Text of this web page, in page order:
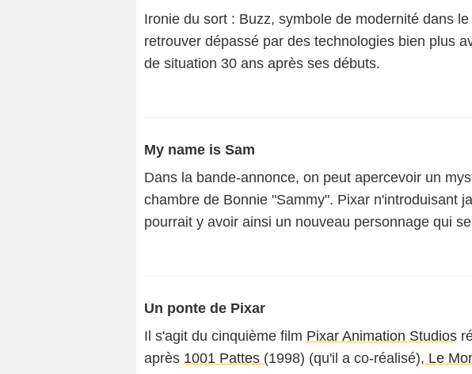
Ironie du sort : Buzz, symbole de modernité dans
retrouver dépassé par des technologies bien plus
de situation 30 ans après ses débuts.
My name is Sam
Dans la bande-annonce, on peut apercevoir un
chambre de Bonnie "Sammy". Pixar n'introduisant
pourrait y avoir ainsi un nouveau personnage qui
Un ponte de Pixar
Il s'agit du cinquième film Pixar Animation Studios
après 1001 Pattes (1998) (qu'il a co-réalisé), Le